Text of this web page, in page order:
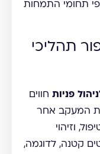
תחומי התמחות
תהליכי
חווים
המעקב אחר
וזיהוי
קטנה, לדוגמה,